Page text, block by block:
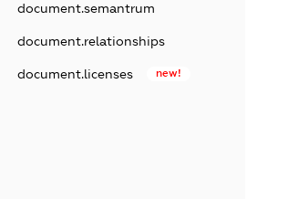
document.semantrum
document.relationships
document.licenses new!